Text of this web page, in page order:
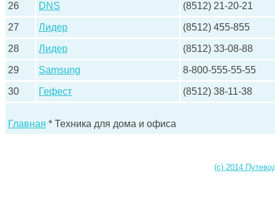
26 DNS (8512) 21-20-21
27 Лидер (8512) 455-855
28 Лидер (8512) 33-08-88
29 Samsung 8-800-555-55-55
30 Гефест (8512) 38-11-38
Главная * Техника для дома и офиса
(c) 2014